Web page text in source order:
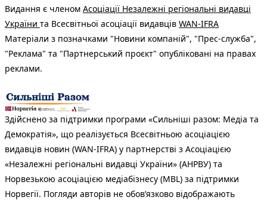
Видання є членом Асоціації Незалежні регіональні видавці
України та Всесвітньої асоціації видавців WAN-IFRA
Матеріали з позначками "Новини компаній", "Прес-служба",
"Реклама" та "Партнерський проєкт" опубліковані на правах
реклами.
Здійснено за підтримки програми «Сильніші разом: Медіа та
Демократія», що реалізується Всесвітньою асоціацією
видавців новин (WAN-IFRA) у партнерстві з Асоціацією
«Незалежні регіональні видавці України» (АНРВУ) та
Норвезькою асоціацією медіабізнесу (MBL) за підтримки
Норвегії. Погляди авторів не обов’язково відображають